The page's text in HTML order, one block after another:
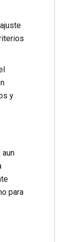
y
para